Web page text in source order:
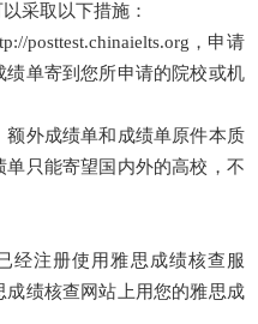
采取以下措施：
posttest.chinaielts.org，申请
单寄到您所申请的院校或机
外成绩单和成绩单原件本质
只能寄望国内外的高校，不
经注册使用雅思成绩核查服
绩核查网站上用您的雅思成